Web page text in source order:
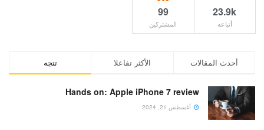
23.9k
أتباعه
99
المشتركين
تتجه الأكثر تفاعلا أحدث المقالات
Hands on: Apple iPhone 7 review
أغسطس 21, 2024